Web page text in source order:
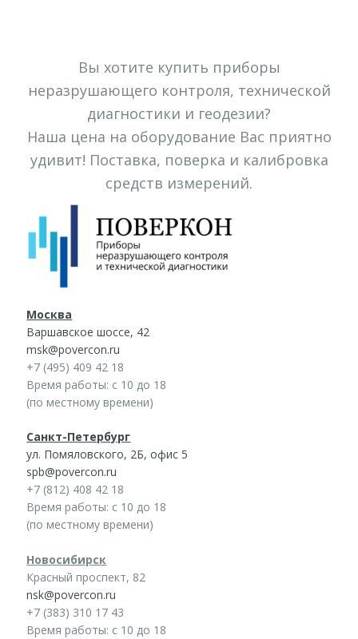
Вы хотите купить приборы
неразрушающего контроля, технической
диагностики и геодезии?
Наша цена на оборудование Вас приятно
удивит! Поставка, поверка и калибровка
средств измерений.
Москва
Варшавское шоссе, 42
msk@povercon.ru
+7 (495) 409 42 18
Время работы: с 10 до 18
(по местному времени)
Санкт-Петербург
ул. Помяловского, 2Б, офис 5
spb@povercon.ru
+7 (812) 408 42 18
Время работы: с 10 до 18
(по местному времени)
Новосибирск
Красный проспект, 82
nsk@povercon.ru
+7 (383) 310 17 43
Время работы: с 10 до 18